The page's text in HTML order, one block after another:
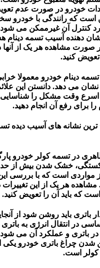
خودرو در صورت عدم
است که رانندگی با خودرو
کنترل آن غیرممکن می شود.
دهنده آسیب تسمه دینام
صورت مشاهده هر یک از
کنید.
دینام خودرو معمولا
نشان می دهد. دانستن این
اسرع وقت مشکل را
را برای رفع آن انجام دهید.
ترین نشانه های آسیب دیده
در تسمه کولر خودرو
خشک شدن بیش از
مواردی است که با بررسی
هر یک از این تغییرات
که باید آن را تعویض کنید.
باتری باید روشن شود از
در انتقال انرژی به باتری
در باتری و عملکرد آن می
چراغ باتری خودرو یکی
کولر است.